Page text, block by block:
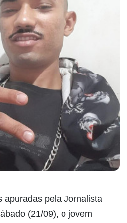
apuradas pela Jornalista
(21/09), o jovem